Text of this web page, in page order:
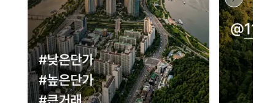
이용에 불편을 드려 죄송합니다.
다시 시도